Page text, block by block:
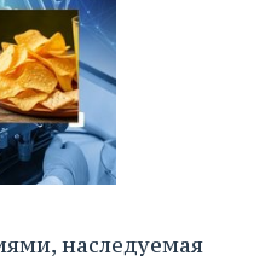
наследуемая